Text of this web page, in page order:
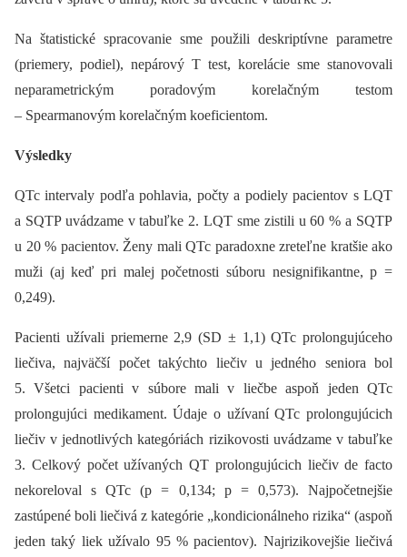
Na štatistické spracovanie sme použili deskriptívne parametre
(priemery, podiel), nepárový T test, korelácie sme stanovovali
neparametrickým poradovým korelačným testom
–⁠ Spearmanovým korelačným koeficientom.
Výsledky
QTc intervaly podľa pohlavia, počty a podiely pacientov s LQT
a SQTP uvádzame v tabuľke 2. LQT sme zistili u 60 % a SQTP
u 20 % pacientov. Ženy mali QTc paradoxne zreteľne kratšie ako
muži (aj keď pri malej početnosti súboru nesignifikantne, p =
0,249).
Pacienti užívali priemerne 2,9 (SD ± 1,1) QTc prolongujúceho
liečiva, najväčší počet takýchto liečiv u jedného seniora bol
5. Všetci pacienti v súbore mali v liečbe aspoň jeden QTc
prolongujúci medikament. Údaje o užívaní QTc prolongujúcich
liečiv v jednotlivých kategóriách rizikovosti uvádzame v tabuľke
3. Celkový počet užívaných QT prolongujúcich liečiv de facto
nekoreloval s QTc (p = 0,134; p = 0,573). Najpočetnejšie
zastúpené boli liečivá z kategórie „kondicionálneho rizika“ (aspoň
jeden taký liek užívalo 95 % pacientov). Najrizikovejšie liečivá